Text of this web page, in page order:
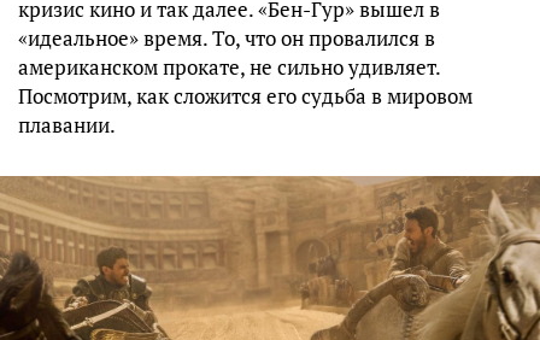
кризис кино и так далее. «Бен-Гур» вышел в
«идеальное» время. То, что он провалился в
американском прокате, не сильно удивляет.
Посмотрим, как сложится его судьба в мировом
плавании.